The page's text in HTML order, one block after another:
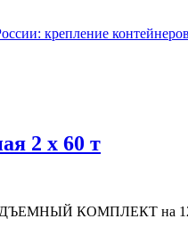
2 x 60 т
КОМПЛЕКТ на